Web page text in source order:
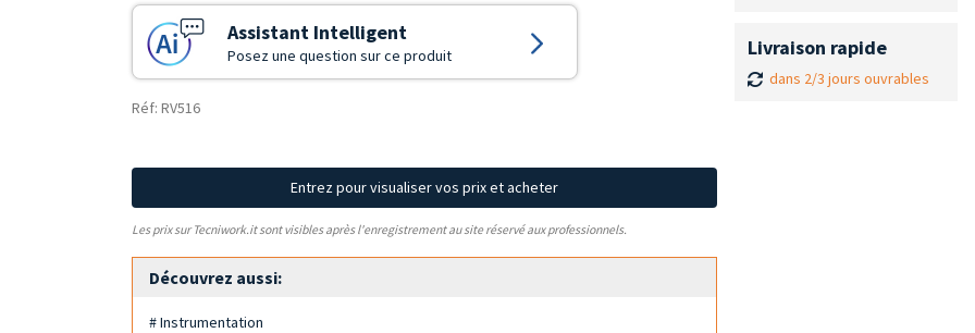
Assistant Intelligent
Posez une question sur ce produit
Réf: RV516
Entrez pour visualiser vos prix et acheter
Les prix sur Tecniwork.it sont visibles après l'enregistrement au site réservé aux professionnels.
Découvrez aussi:
# Instrumentation
Livraison rapide
dans 2/3 jours ouvrables